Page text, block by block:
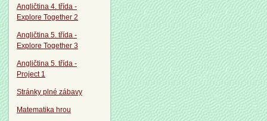
Angličtina 4. třída -
Explore Together 2
Angličtina 5. třída -
Explore Together 3
Angličtina 5. třída -
Project 1
Stránky plné zábavy
Matematika hrou